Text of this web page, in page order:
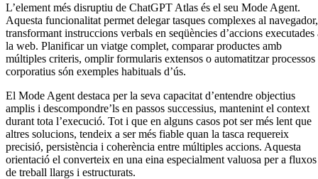
L’element més disruptiu de ChatGPT Atlas és el seu Mode Agent.
Aquesta funcionalitat permet delegar tasques complexes al navegador,
transformant instruccions verbals en seqüències d’accions executades
la web. Planificar un viatge complet, comparar productes amb
múltiples criteris, omplir formularis extensos o automatitzar processos
corporatius són exemples habituals d’ús.
El Mode Agent destaca per la seva capacitat d’entendre objectius
amplis i descompondre’ls en passos successius, mantenint el context
durant tota l’execució. Tot i que en alguns casos pot ser més lent que
altres solucions, tendeix a ser més fiable quan la tasca requereix
precisió, persistència i coherència entre múltiples accions. Aquesta
orientació el converteix en una eina especialment valuosa per a fluxos
de treball llargs i estructurats.